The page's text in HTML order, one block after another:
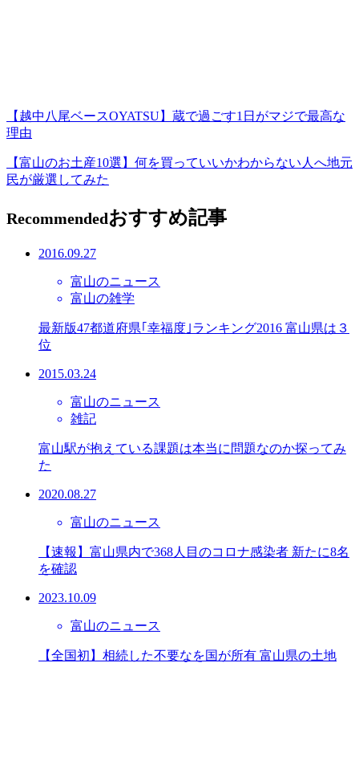
【越中八尾ベースOYATSU】蔵で過ごす1日がマジで最高な
理由
【富山のお土産10選】何を買っていいかわからない人へ地元
民が厳選してみた
Recommendedおすすめ記事
2016.09.27
富山のニュース
富山の雑学
最新版47都道府県｢幸福度｣ランキング2016 富山県は３
位
2015.03.24
富山のニュース
雑記
富山駅が抱えている課題は本当に問題なのか探ってみ
た
2020.08.27
富山のニュース
【速報】富山県内で368人目のコロナ感染者 新たに8名
を確認
2023.10.09
富山のニュース
【全国初】相続した不要なを国が所有 富山県の土地